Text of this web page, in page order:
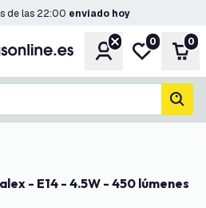
de las 22:00 enviado hoy
CuentaMi lista de
0 0